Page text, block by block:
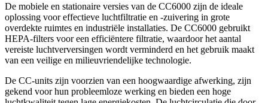
De mobiele en stationaire versies van de CC6000 zijn de ideale
oplossing voor effectieve luchtfiltratie en -zuivering in grote
overdekte ruimtes en industriële installaties. De CC6000 gebruikt
HEPA-filters voor een efficiëntere filtratie, waardoor het aantal
vereiste luchtverversingen wordt verminderd en het gebruik maakt
van een veilige en milieuvriendelijke technologie.
De CC-units zijn voorzien van een hoogwaardige afwerking, zijn
gekend voor hun probleemloze werking en bieden een hoge